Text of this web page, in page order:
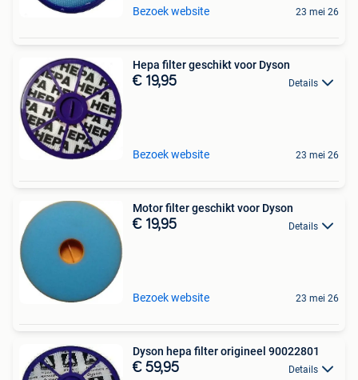
Bezoek website 23 mei 26
Hepa filter geschikt voor Dyson
€ 19,95 Details
Bezoek website 23 mei 26
Motor filter geschikt voor Dyson
€ 19,95 Details
Bezoek website 23 mei 26
Dyson hepa filter origineel 90022801
€ 59,95 Details